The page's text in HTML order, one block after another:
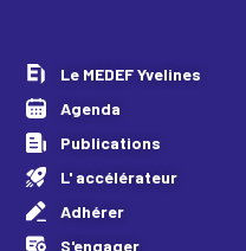
Le MEDEF Yvelines
Agenda
Publications
L' accélérateur
Adhérer
S'engager